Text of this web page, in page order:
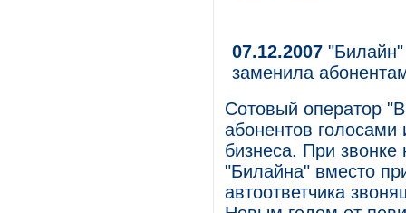
07.12.2007
заменила
Сотовый оператор
абонентов голосами
бизнеса. При
"Билайна" вместо
автоответчика